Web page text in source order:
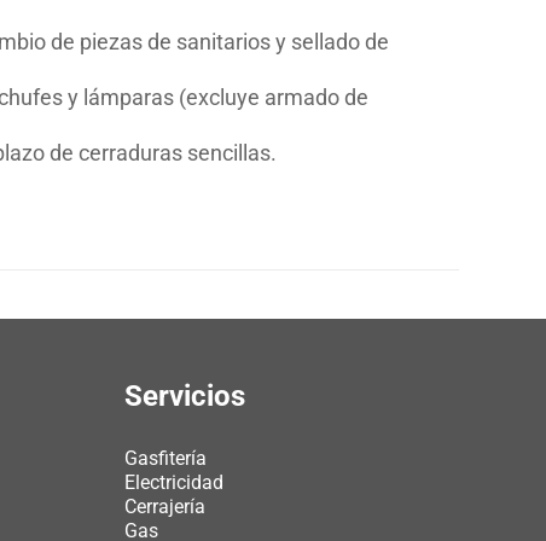
de piezas de sanitarios y sellado de
y lámparas (excluye armado de
de cerraduras sencillas.
Servicios
Gasfitería
Electricidad
Cerrajería
Gas